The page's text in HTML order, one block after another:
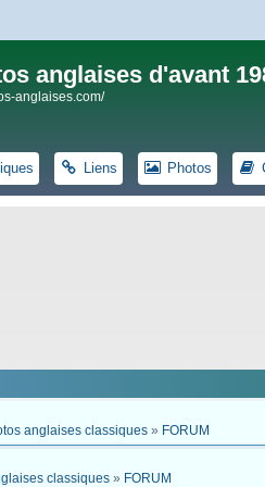
anglaises d'avant
anglaises.com/
Liens Photos
anglaises classiques » FORUM
classiques » FORUM